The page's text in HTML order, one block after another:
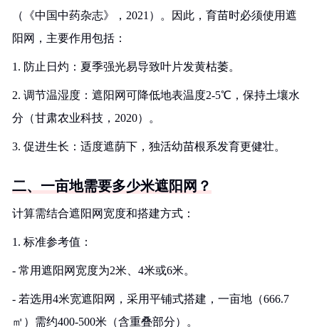
（《中国中药杂志》，2021）。因此，育苗时必须使用遮
阳网，主要作用包括：
1. 防止日灼：夏季强光易导致叶片发黄枯萎。
2. 调节温湿度：遮阳网可降低地表温度2-5℃，保持土壤水
分（甘肃农业科技，2020）。
3. 促进生长：适度遮荫下，独活幼苗根系发育更健壮。
二、一亩地需要多少米遮阳网？
计算需结合遮阳网宽度和搭建方式：
1. 标准参考值：
- 常用遮阳网宽度为2米、4米或6米。
- 若选用4米宽遮阳网，采用平铺式搭建，一亩地（666.7
㎡）需约400-500米（含重叠部分）。